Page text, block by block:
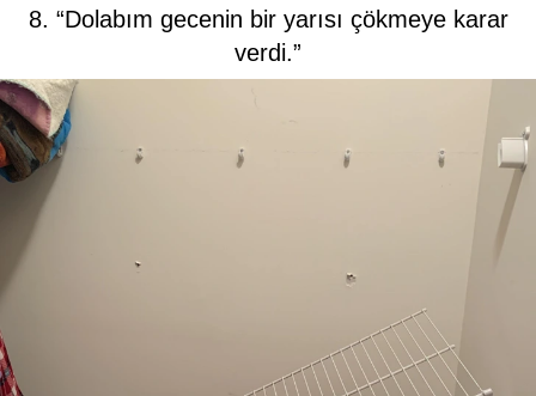
8. “Dolabım gecenin bir yarısı çökmeye karar
verdi.”